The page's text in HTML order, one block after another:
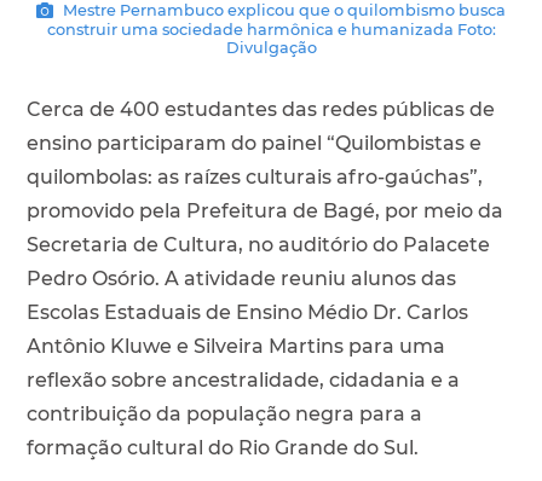
Mestre Pernambuco explicou que o quilombismo busca
construir uma sociedade harmônica e humanizada Foto:
Divulgação
Cerca de 400 estudantes das redes públicas de
ensino participaram do painel “Quilombistas e
quilombolas: as raízes culturais afro-gaúchas”,
promovido pela Prefeitura de Bagé, por meio da
Secretaria de Cultura, no auditório do Palacete
Pedro Osório. A atividade reuniu alunos das
Escolas Estaduais de Ensino Médio Dr. Carlos
Antônio Kluwe e Silveira Martins para uma
reflexão sobre ancestralidade, cidadania e a
contribuição da população negra para a
formação cultural do Rio Grande do Sul.